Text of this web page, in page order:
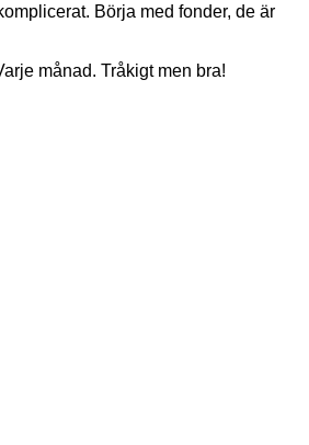
Börja med fonder, de är
månad. Tråkigt men bra!